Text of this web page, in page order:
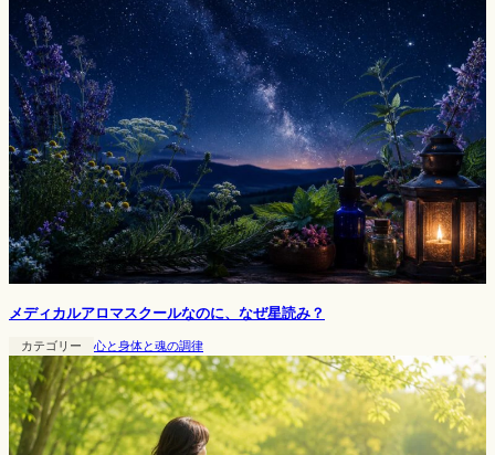
メディカルアロマスクールなのに、なぜ星読み？
カテゴリー 心と身体と魂の調律